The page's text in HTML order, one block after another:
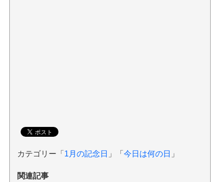
カテゴリー「 1月の記念日 」「 今日は何の日 」
関連記事